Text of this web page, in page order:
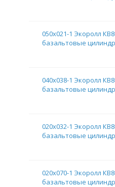
050х021-1 Экоролл
базальтовые
040х038-1 Экоролл
базальтовые
020х032-1 Экоролл
базальтовые
020х070-1 Экоролл
базальтовые